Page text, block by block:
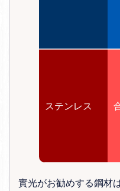
ステンレス
實光がお勧めする鋼材